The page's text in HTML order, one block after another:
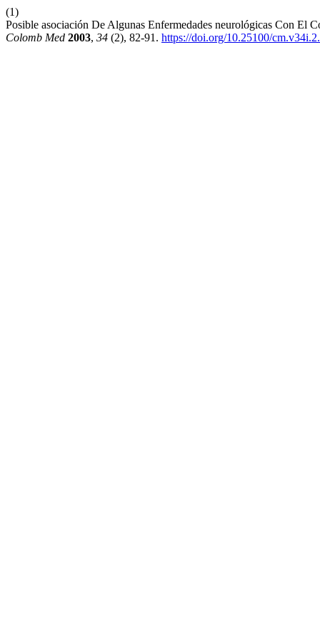
(1)
Posible asociación De Algunas Enfermedades neurológicas Con El
Colomb Med 2003, 34 (2), 82-91. https://doi.org/10.25100/